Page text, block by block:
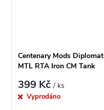
Centenary Mods Diplomat
MTL RTA Iron CM Tank
399 Kč/ ks
Vyprodáno